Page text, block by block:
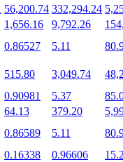
56,200.74 332,294.24
1,656.16 9,792.26
0.86527 5.11
515.80 3,049.74
0.90981 5.37
64.13 379.20
0.86589 5.11
0.16338 0.96606